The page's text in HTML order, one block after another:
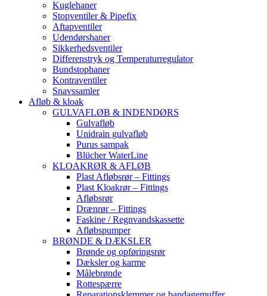
Kuglehaner
Stopventiler & Pipefix
Aftapventiler
Udendørshaner
Sikkerhedsventiler
Differenstryk og Temperaturregulator
Bundstophaner
Kontraventiler
Snavssamler
Afløb & kloak
GULVAFLØB & INDENDØRS
Gulvafløb
Unidrain gulvafløb
Purus sampak
Blücher WaterLine
KLOAKRØR & AFLØB
Plast Afløbsrør – Fittings
Plast Kloakrør – Fittings
Afløbsrør
Drænrør – Fittings
Faskine / Regnvandskassette
Afløbspumper
BRØNDE & DÆKSLER
Brønde og opføringsrør
Dæksler og karme
Målebrønde
Rottespærre